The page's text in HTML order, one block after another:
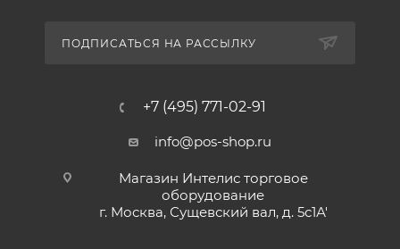
ПОДПИСАТЬСЯ НА РАССЫЛКУ
+7 (495) 771-02-91
info@pos-shop.ru
Магазин Интелис торговое
оборудование
г. Москва, Сущевский вал, д. 5с1А'